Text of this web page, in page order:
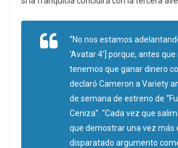
“No nos estamos
‘Avatar 4’] porque, antes que
tenemos que ganar dinero
declaró Cameron a Variety
de semana de estreno de
Ceniza”. “Cada vez que
que demostrar una vez más
disparatado argumento